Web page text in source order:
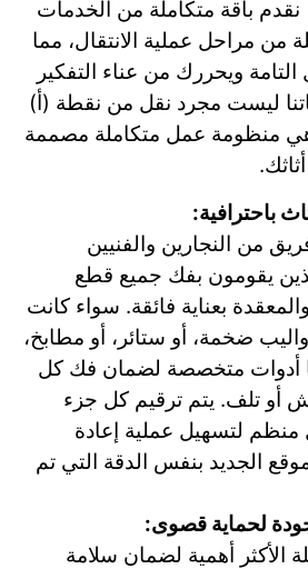
باقة متكاملة من الخدمات
مراحل عملية الانتقال، مما
ويحررك من عناء التفكير
ليست مجرد نقل من نقطة (أ)
منظومة عمل متكاملة مصممة
باحترافية:
من النجارين والفنيين
يقومون بفك جميع قطع
بعناية فائقة. سواء كانت
ضخمة، أو ستائر، أو مطابخ،
أدوات متخصصة لضمان فك كل
تلف. يتم ترقيم كل جزء
لتسهيل عملية إعادة
الجديد بنفس الدقة التي تم
لحماية قصوى:
الأكثر أهمية لضمان سلامة